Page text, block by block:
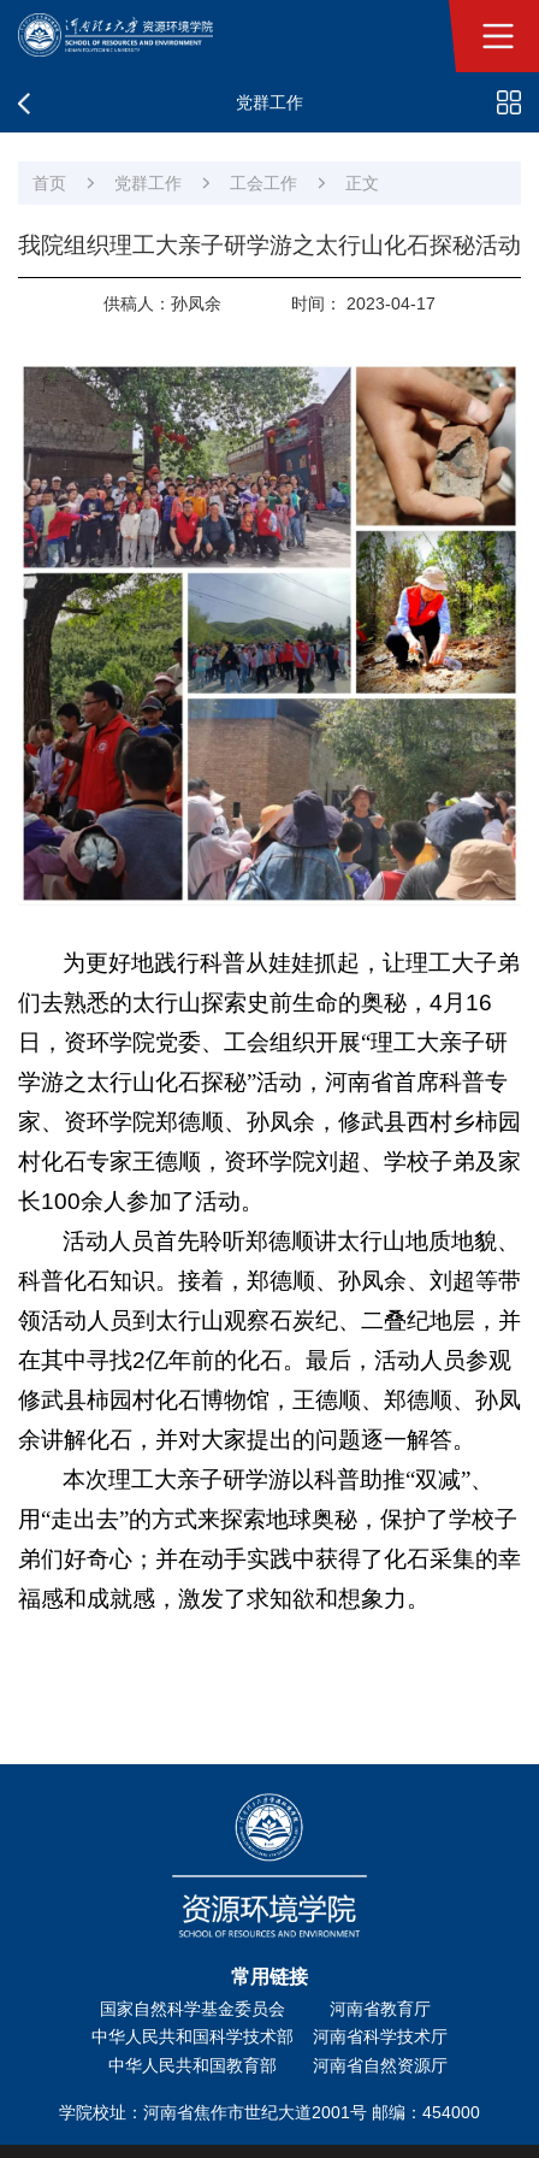
党群工作
首页 党群工作 工会工作 正文
我院组织理工大亲子研学游之太行山化石探秘活动
供稿人：孙凤余 时间： 2023-04-17
为更好地践行科普从娃娃抓起，让理工大子弟
们去熟悉的太行山探索史前生命的奥秘， 4 月 16
日，资环学院党委、工会组织开展“理工大亲子研
学游之太行山化石探秘”活动，河南省首席科普专
家、资环学院郑德顺、孙凤余，修武县西村乡柿园
村化石专家王德顺，资环学院刘超、学校子弟及家
长100余人参加了活动。
活动人员首先聆听郑德顺讲太行山地质地貌、
科普化石知识。接着，郑德顺、孙凤余、刘超等带
领活动人员到太行山观察石炭纪、二叠纪地层，并
在其中寻找2亿年前的化石。最后，活动人员参观
修武县柿园村化石博物馆，王德顺、郑德顺、孙凤
余讲解化石，并对大家提出的问题逐一解答。
本次理工大亲子研学游以科普助推“双减”、
用“走出去”的方式来探索地球奥秘，保护了学校子
弟们好奇心；并在动手实践中获得了化石采集的幸
福感和成就感，激发了求知欲和想象力。
学院校址：河南省焦作市世纪大道2001号 邮编：454000
常用链接
国家自然科学基金委员会
中华人民共和国科学技术部
中华人民共和国教育部
河南省教育厅
河南省科学技术厅
河南省自然资源厅